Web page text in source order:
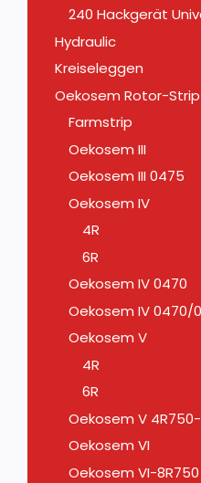
240 Hackgerät
Hydraulic
Kreiseleggen
Oekosem Rotor-
Farmstrip
Oekosem III
Oekosem III 0475
Oekosem IV
4R
6R
Oekosem IV 0470
Oekosem IV 0470/
Oekosem V
4R
6R
Oekosem V
Oekosem VI
Oekosem VI-8R750